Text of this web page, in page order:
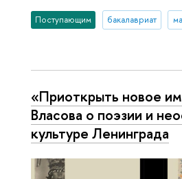
Поступающим бакалавриат
«Приоткрыть новое
Власова о поэзии и
культуре Ленинграда